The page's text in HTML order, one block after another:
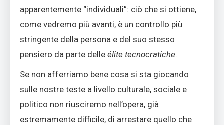
apparentemente “individuali”: ciò che si ottiene,
come vedremo più avanti, è un controllo più
stringente della persona e del suo stesso
pensiero da parte delle élite tecnocratiche.
Se non afferriamo bene cosa si sta giocando
sulle nostre teste a livello culturale, sociale e
politico non riusciremo nell’opera, già
estremamente difficile, di arrestare quello che